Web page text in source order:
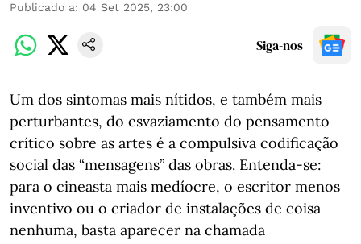
Publicado a: 04 Set 2025, 23:00
Siga-nos
Um dos sintomas mais nítidos, e também mais
perturbantes, do esvaziamento do pensamento
crítico sobre as artes é a compulsiva codificação
social das “mensagens” das obras. Entenda-se:
para o cineasta mais medíocre, o escritor menos
inventivo ou o criador de instalações de coisa
nenhuma, basta aparecer na chamada